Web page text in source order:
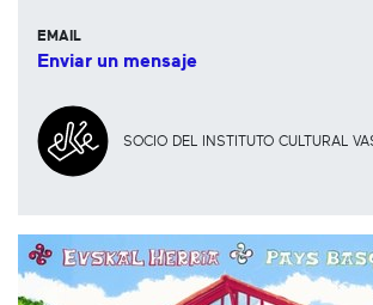
EMAIL
Enviar un mensaje
SOCIO DEL INSTITUTO CULTURAL